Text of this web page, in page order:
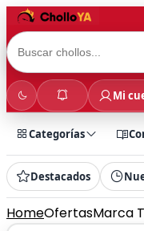
Mi
Categorías
Destacados
HomeOfertasMarca